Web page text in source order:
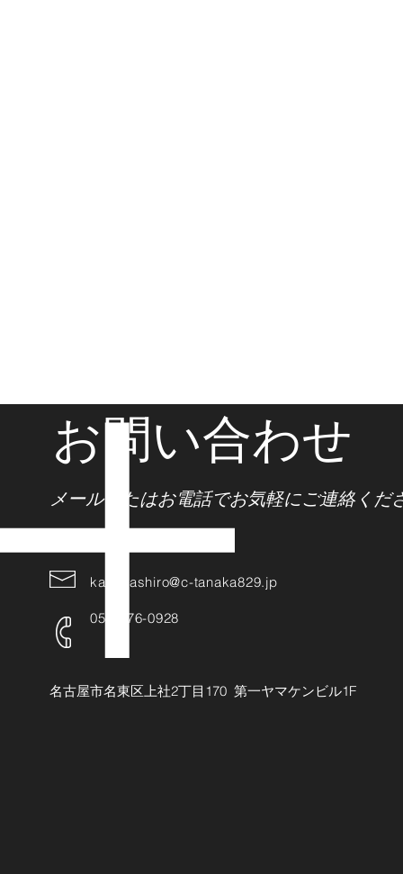
お問い合わせ
メールまたはお電話でお気軽にご連絡くだ
kamiyashiro@c-tanaka829.jp
052-776-0928
名古屋市名東区上社2丁目170 第一ヤマケンビル1F